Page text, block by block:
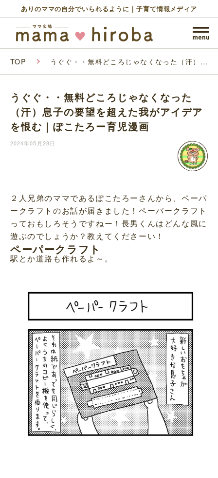
ありのママの自分でいられるように｜子育て情報メディア
TOP うぐぐ・・無料どころじゃなくなった（汗）息
ろー育児漫画
うぐぐ・・無料どころじゃなくなった
（汗）息子の要望を超えた我がアイデア
を恨む｜ぽこたろー育児漫画
2024年05月28日
２人兄弟のママであるぽこたろーさんから、ペーパ
ークラフトのお話が届きました！ペーパークラフト
っておもしろそうですねー！長男くんはどんな風に
遊ぶのでしょうか？教えてくださーい！
ペーパークラフト
駅とか道路も作れるよ～。